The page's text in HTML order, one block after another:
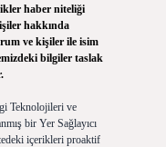
haber niteliği
hakkında
ve kişiler ile isim
bilgiler taslak
Teknolojileri ve
bir Yer Sağlayıcı
içerikleri proaktif